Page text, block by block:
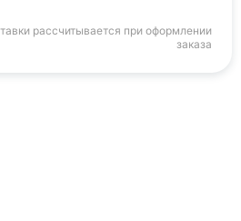
рассчитывается при оформлении
заказа